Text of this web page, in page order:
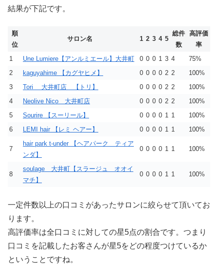
結果が下記です。
順
位
サロン名 1 2 3 4 5
総件
数
高評価
率
1
Une Lumiere【アンルミエール】大井町 0 0 0 1 3 4
75%
2
kaguyahime 【カグヤヒメ】 0 0 0 0 2 2
100%
3
Tori 大井町店 【トリ】 0 0 0 0 2 2
100%
4
Neolive Nico 大井町店 0 0 0 0 2 2
100%
5
Sourire 【スーリール】 0 0 0 0 1 1
100%
6
LEMI hair 【レミ ヘアー】 0 0 0 0 1 1 100%
7
hair park t-under 【ヘアパーク ティア
ンダ】
0 0 0 0 1 1 100%
8
soulage 大井町【スラージュ オオイ
マチ】
0 0 0 0 1 1 100%
一定件数以上の口コミがあったサロンに絞らせて頂いてお
ります。
高評価率は全口コミに対しての星5点の割合です。つまり
口コミを記載したお客さんが星5をどの程度つけているか
ということですね。